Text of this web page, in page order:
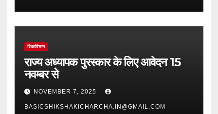
शिक्षाविभाग
राज्य अध्यापक पुरस्कार के लिए आवेदन 15
नवम्बर से
NOVEMBER 7, 2025
BASICSHIKSHAKICHARCHA.IN@GMAIL.COM